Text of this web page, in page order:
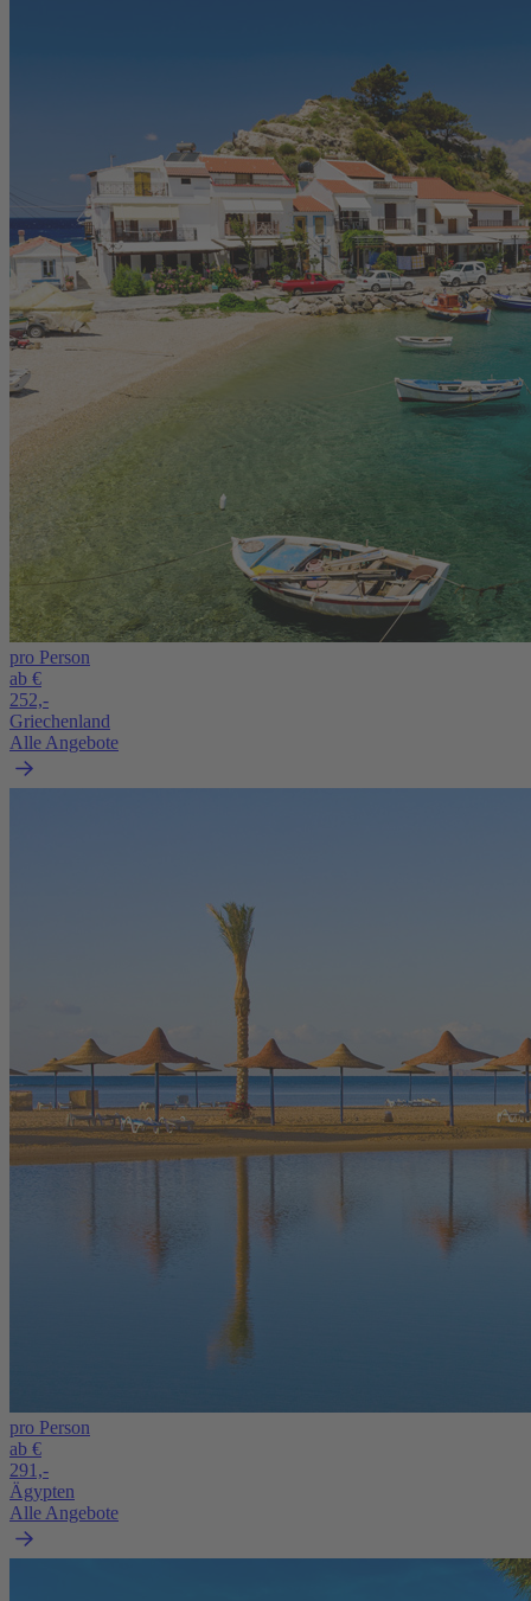
pro Person
ab €
252,-
Griechenland
Alle Angebote
pro Person
ab €
291,-
Ägypten
Alle Angebote